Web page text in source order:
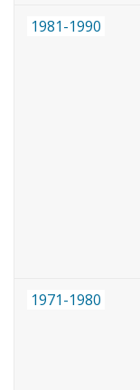
1981-1990
1971-1980